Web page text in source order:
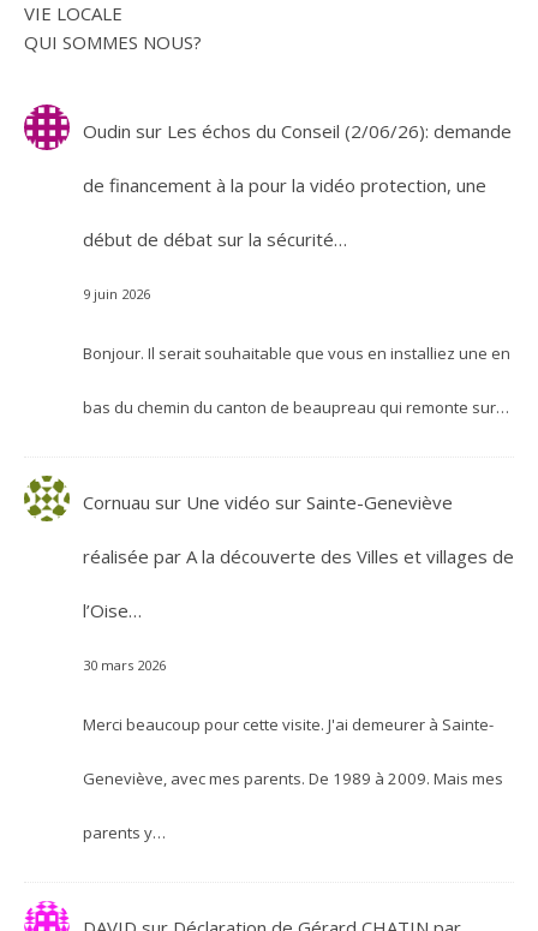
VIE LOCALE
QUI SOMMES NOUS?
Oudin sur Les échos du Conseil (2/06/26): demande
de financement à la pour la vidéo protection, une
début de débat sur la sécurité…
9 juin 2026
Bonjour. Il serait souhaitable que vous en installiez une en
bas du chemin du canton de beaupreau qui remonte sur…
Cornuau sur Une vidéo sur Sainte-Geneviève
réalisée par A la découverte des Villes et villages de
l’Oise…
30 mars 2026
Merci beaucoup pour cette visite. J'ai demeurer à Sainte-
Geneviève, avec mes parents. De 1989 à 2009. Mais mes
parents y…